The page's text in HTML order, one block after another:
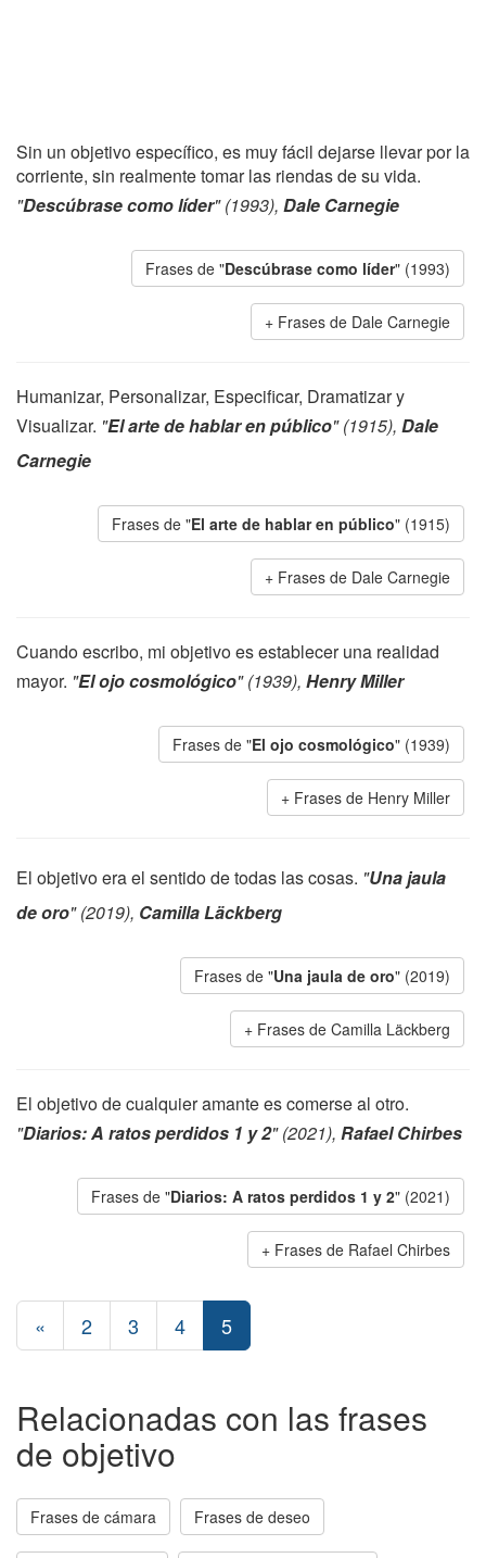
Sin un objetivo específico, es muy fácil dejarse llevar por la
corriente, sin realmente tomar las riendas de su vida.
"Descúbrase como líder" (1993), Dale Carnegie
Frases de "Descúbrase como líder" (1993)
Frases de Dale Carnegie
Humanizar, Personalizar, Especificar, Dramatizar y
Visualizar. "El arte de hablar en público" (1915), Dale
Carnegie
Frases de "El arte de hablar en público" (1915)
Frases de Dale Carnegie
Cuando escribo, mi objetivo es establecer una realidad
mayor. "El ojo cosmológico" (1939), Henry Miller
Frases de "El ojo cosmológico" (1939)
Frases de Henry Miller
El objetivo era el sentido de todas las cosas. "Una jaula
de oro" (2019), Camilla Läckberg
Frases de "Una jaula de oro" (2019)
Frases de Camilla Läckberg
El objetivo de cualquier amante es comerse al otro.
"Diarios: A ratos perdidos 1 y 2" (2021), Rafael Chirbes
Frases de "Diarios: A ratos perdidos 1 y 2" (2021)
Frases de Rafael Chirbes
« 2 3 4 5
Relacionadas con las frases
de objetivo
Frases de cámara Frases de deseo